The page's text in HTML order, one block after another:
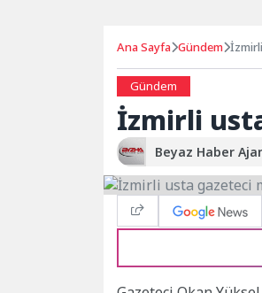
Ana Sayfa Gündem İzmirli
Gündem
İzmirli
Beyaz Haber